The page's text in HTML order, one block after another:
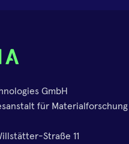
GmbH
für
Straße 11